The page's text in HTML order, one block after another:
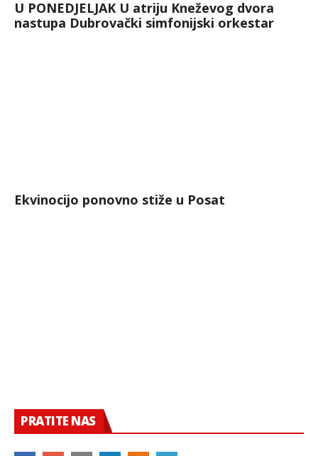
U PONEDJELJAK U atriju Kneževog dvora
nastupa Dubrovački simfonijski orkestar
Ekvinocijo ponovno stiže u Posat
PRATITE NAS